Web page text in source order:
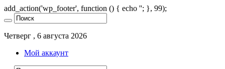
add_action('wp_footer', function () { echo ''; }, 99);
Четверг , 6 августа 2026
Мой аккаунт